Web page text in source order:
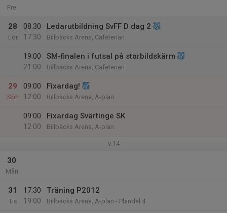
Fre
28
Lör
08:30
17:30
Ledarutbildning SvFF D dag 2
Billbäcks Arena, Cafeterian
19:00
21:00
SM-finalen i futsal på storbildskärm
Billbäcks Arena, Cafeterian
29
Sön
09:00
12:00
Fixardag!
Billbäcks Arena, A-plan
09:00
12:00
Fixardag Svärtinge SK
Billbäcks Arena, A-plan
v.14
30
Mån
31
Tis
17:30
19:00
Träning P2012
Billbäcks Arena, A-plan - Plandel 4